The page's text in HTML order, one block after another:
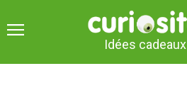
Idées cadeaux